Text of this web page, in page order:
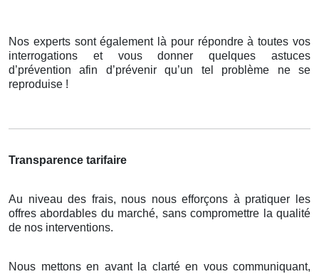
Nos experts sont également là pour répondre à toutes vos
interrogations et vous donner quelques astuces
d’prévention afin d’prévenir qu’un tel problème ne se
reproduise !
Transparence tarifaire
Au niveau des frais, nous nous efforçons à pratiquer les
offres abordables du marché, sans compromettre la qualité
de nos interventions.
Nous mettons en avant la clarté en vous communiquant,